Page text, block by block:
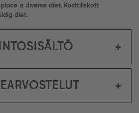
a diverse diet. Kosttillskott
diet.
+
+